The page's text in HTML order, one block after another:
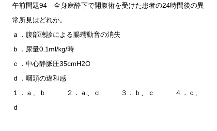
午前問題94 全身麻酔下で開腹術を受けた患者の24時間後の異
常所見はどれか。
ａ．腹部聴診による腸蠕動音の消失
ｂ．尿量0.1ml/kg/時
ｃ．中心静脈圧35cmH2O
ｄ．咽頭の違和感
１．ａ、ｂ ２．ａ、ｄ ３．ｂ、ｃ ４．ｃ、
ｄ